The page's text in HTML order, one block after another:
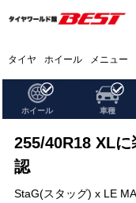
タイヤ ホイール メニュー
ホイール 車種
255/40R18 XL
認
StaG(スタッグ) x LE